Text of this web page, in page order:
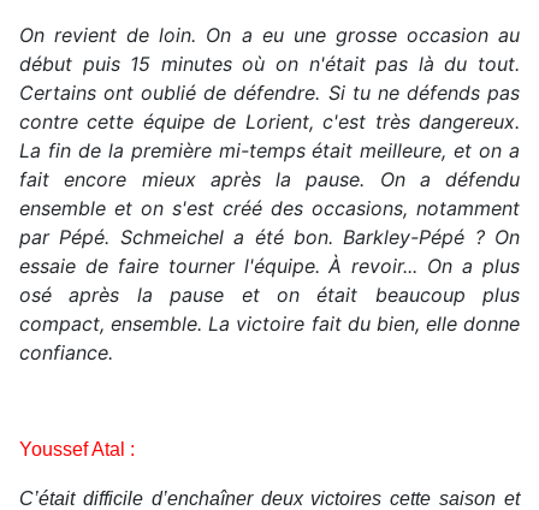
On revient de loin. On a eu une grosse occasion au
début puis 15 minutes où on n'était pas là du tout.
Certains ont oublié de défendre. Si tu ne défends pas
contre cette équipe de Lorient, c'est très dangereux.
La fin de la première mi-temps était meilleure, et on a
fait encore mieux après la pause. On a défendu
ensemble et on s'est créé des occasions, notamment
par Pépé. Schmeichel a été bon. Barkley-Pépé ? On
essaie de faire tourner l'équipe. À revoir... On a plus
osé après la pause et on était beaucoup plus
compact, ensemble. La victoire fait du bien, elle donne
confiance.
Youssef Atal :
C’était difficile d’enchaîner deux victoires cette saison et